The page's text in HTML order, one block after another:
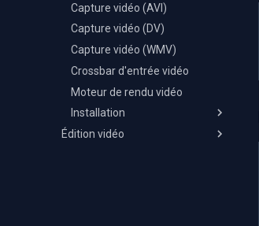
Capture vidéo (AVI)
Capture vidéo (DV)
Capture vidéo (WMV)
Crossbar d'entrée vidéo
Moteur de rendu vidéo
Installation
C++ Builder
Édition vidéo